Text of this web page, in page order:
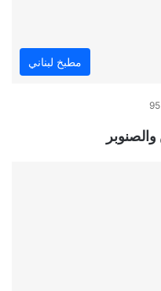
مطبخ لبناني
95